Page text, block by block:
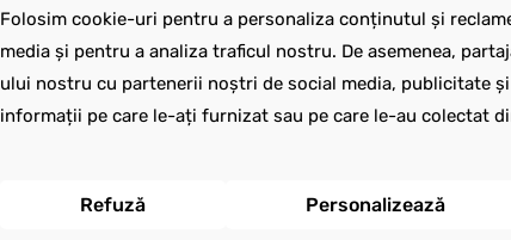
Folosim cookie-uri pentru a personaliza conținutul și
media și pentru a analiza traficul nostru. De asemenea,
ului nostru cu partenerii noștri de social media, publicitate
informații pe care le-ați furnizat sau pe care le-au colectat
Refuză Personalizează